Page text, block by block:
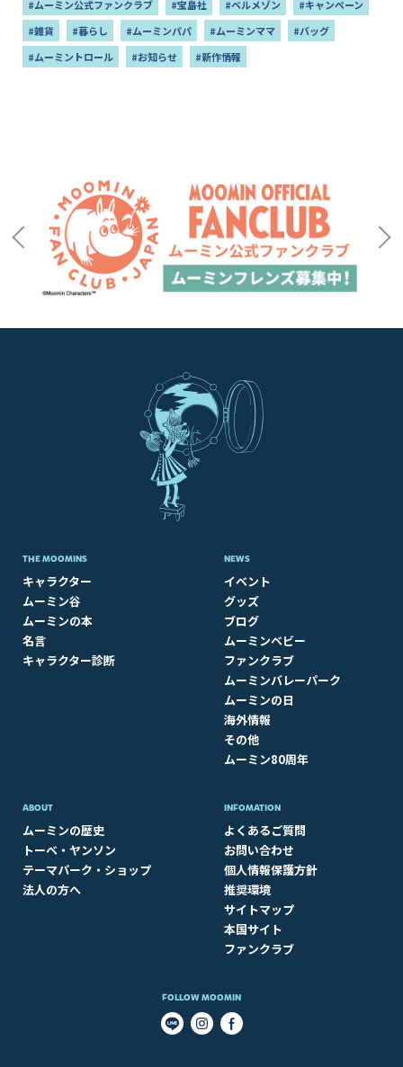
#ムーミン公式ファンクラブ
#宝島社 #ベルメゾン
#キャンペーン
#雑貨
#暮らし #ムーミンパパ #ムーミンママ
#バッグ
#ムーミントロール
#お知らせ #新作情報
THE MOOMINS
キャラクター
ムーミン谷
ムーミンの本
名言
キャラクター診断
NEWS
イベント
グッズ
ブログ
ムーミンベビー
ファンクラブ
ムーミンバレーパーク
ムーミンの日
海外情報
その他
ムーミン80周年
ABOUT​
ムーミンの歴史
トーベ・ヤンソン
テーマパーク・ショップ
法人の方へ
INFOMATION
よくあるご質問
お問い合わせ
個人情報保護方針
推奨環境
サイトマップ
本国サイト
ファンクラブ
FOLLOW MOOMIN